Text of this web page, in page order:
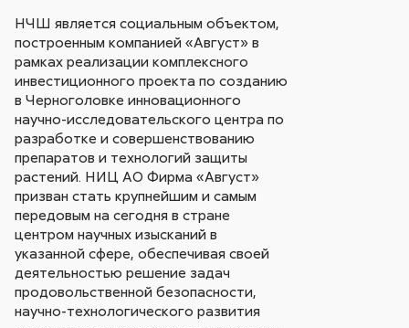
НЧШ является социальным объектом,
построенным компанией «Август» в
рамках реализации комплексного
инвестиционного проекта по созданию
в Черноголовке инновационного
научно-исследовательского центра по
разработке и совершенствованию
препаратов и технологий защиты
растений. НИЦ АО Фирма «Август»
призван стать крупнейшим и самым
передовым на сегодня в стране
центром научных изысканий в
указанной сфере, обеспечивая своей
деятельностью решение задач
продовольственной безопасности,
научно-технологического развития